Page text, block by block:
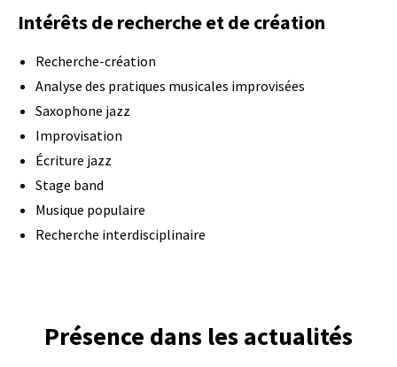
Intérêts de recherche et de création
Recherche-création
Analyse des pratiques musicales improvisées
Saxophone jazz
Improvisation
Écriture jazz
Stage band
Musique populaire
Recherche interdisciplinaire
Présence dans les actualités